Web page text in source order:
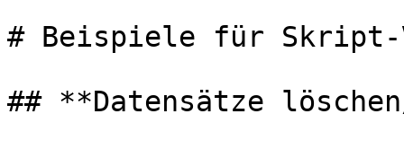
# Beispiele für Skript-
## **Datensätze